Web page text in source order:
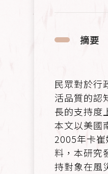
摘要
民眾對於行
活品質的認
長的支持度
本文以美國
2005年卡
料，本研究
持對象在風